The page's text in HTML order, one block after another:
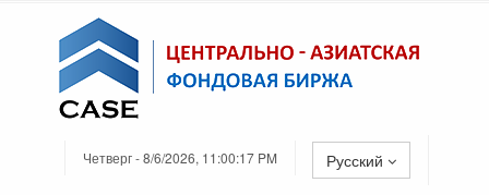
Четверг - 8/6/2026, 11:00:17 PM Русский